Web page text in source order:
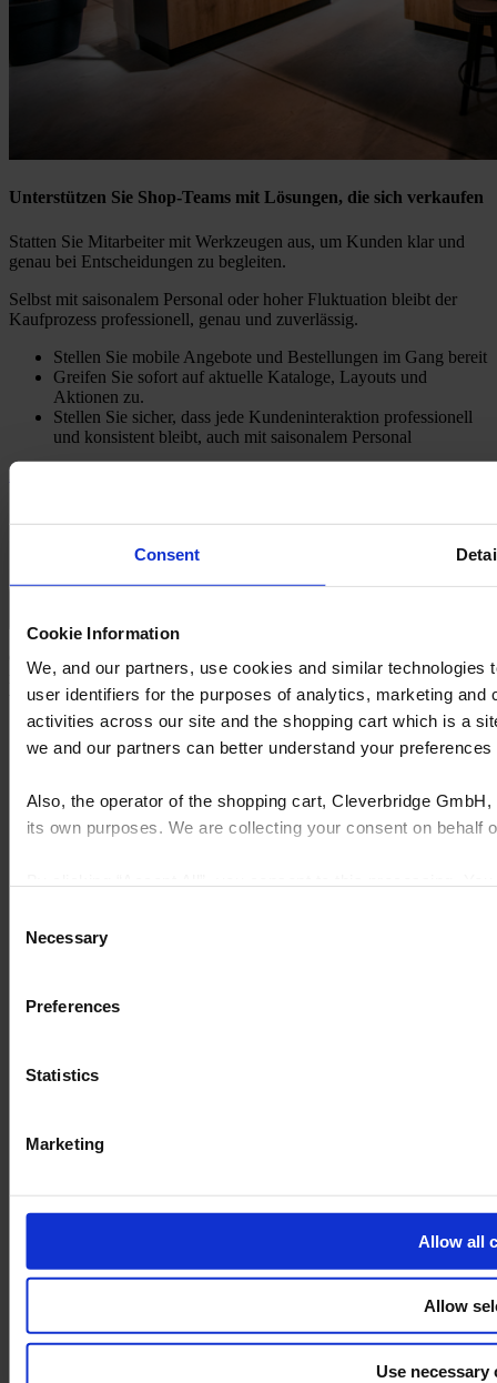
Consent
Cookie Information
We, and our partners, use cookies and similar
user identifiers for the purposes of analytics, marketing
activities across our site and the shopping cart which is a
we and our partners can better understand your
Also, the operator of the shopping cart, Cleverbridge
its own purposes. We are collecting your consent on
Selection
Necessary
Preferences
Statistics
Marketing
Allow all
Allow
Use necessary
Unterstützen Sie Shop-Teams mit Lösungen, die sich verkaufen
Statten Sie Mitarbeiter mit Werkzeugen aus, um Kunden klar und
genau bei Entscheidungen zu begleiten.
Selbst mit saisonalem Personal oder hoher Fluktuation bleibt der
Kaufprozess professionell, genau und zuverlässig.
Stellen Sie mobile Angebote und Bestellungen im Gang bereit
Greifen Sie sofort auf aktuelle Kataloge, Layouts und
Aktionen zu.
Stellen Sie sicher, dass jede Kundeninteraktion professionell
und konsistent bleibt, auch mit saisonalem Personal
Hol dir eine Demo
Machen Sie den Einkauf einfacher – für
Ihre Kunden und Ihr Team
Geben Sie jedem Kunden das Selbstvertrauen, seine eigene Küche
mit Werkzeugen zu planen, die Entscheidungen leiten, Fehler
vermeiden und Ideen zum Leben erwecken.
Einfach zu bedienende Online- und In-Store-Designlösungen
mit Layout-Regeln und automatischer Platzierung
Vereinfachung der Entscheidungsfindung
Visuelle Vorschauen, die Kunden helfen zu sehen, was sie
kaufen, bevor sie sich festlegen